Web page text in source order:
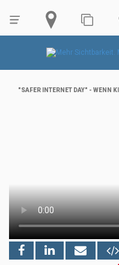
"SAFER INTERNET DAY" - WENN